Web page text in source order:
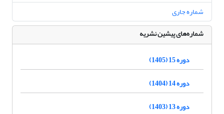
شماره جاری
شماره‌های پیشین نشریه
دوره 15 (1405)
دوره 14 (1404)
دوره 13 (1403)